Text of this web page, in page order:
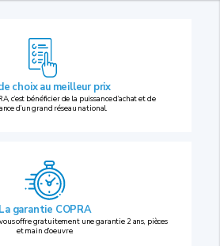
choix au meilleur prix
c’est bénéficier de la puissance d’achat et de
d’un grand réseau national.
La garantie COPRA
offre gratuitement une garantie 2 ans, pièces
et main d’oeuvre.